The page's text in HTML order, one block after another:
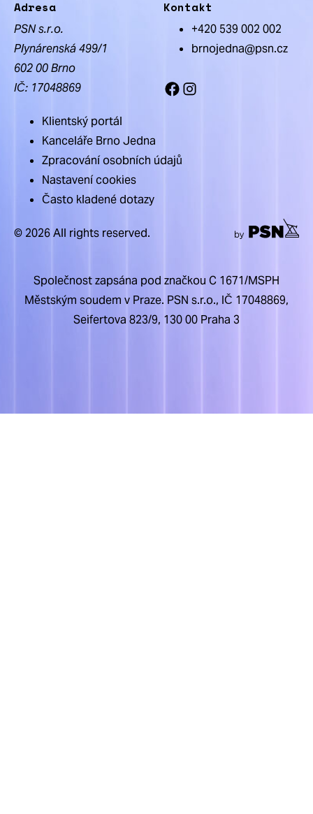
Adresa
PSN s.r.o.
Plynárenská 499/1
602 00 Brno
IČ: 17048869
Kontakt
+420 539 002 002
brnojedna@psn.cz
Facebook
Instagram
Klientský portál
Kanceláře Brno Jedna
Zpracování osobních údajů
Nastavení cookies
Často kladené dotazy
© 2026 All rights reserved.
Společnost zapsána pod značkou C 1671/MSPH
Městským soudem v Praze. PSN s.r.o., IČ 17048869,
Seifertova 823/9, 130 00 Praha 3